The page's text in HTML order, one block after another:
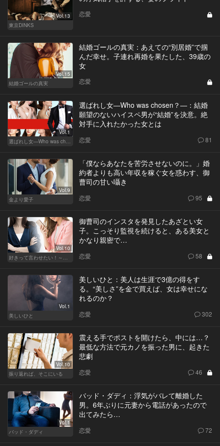
Vol.13
東京DINKS
恋愛
Vol.15
結婚ゴールの真実
結婚ゴールの真実：あえての“別居婚”で掴
んだ幸せ。子連れ再婚を果たした、39歳の
女
恋愛
Vol.1
選ばれし女―Who was chosen？―
選ばれし女―Who was chosen？―：結婚
願望のないハイスペ男が“結婚”を決意。絶
対手に入れたかった女とは
恋愛 81
Vol.9
金より愛子
「僕ならあなたを苦労させないのに。」婚
約者よりも高い年収を稼ぐ女を惑わす、御
曹司の甘い囁き
恋愛 95
Vol.10
好きって言わせたい！～正反対のふたり～
御曹司のインスタを発見したあざとい女
子。こっそり監視を続けると、ある美女と
かなり親密で…
恋愛 58
Vol.1
美しいひと
美しいひと：美人は生涯で3億の得をす
る。“美しさ”を金で買えば、女は幸せにな
れるのか？
恋愛 302
Vol.10
振り返れば、そこにいる
震える手でポストを開けたら、中には…？
最低な方法で元カノを振った男に、起きた
悲劇
恋愛 46
Vol.1
バッド・ダディ
バッド・ダディ：浮気がバレて離婚した
男。6年ぶりに元妻から電話があったので
出てみたら…
恋愛 72